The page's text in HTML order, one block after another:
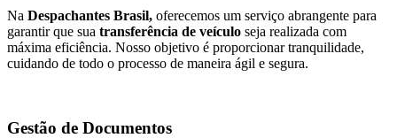
Na Despachantes Brasil, oferecemos um serviço abrangente para
garantir que sua transferência de veículo seja realizada com
máxima eficiência. Nosso objetivo é proporcionar tranquilidade,
cuidando de todo o processo de maneira ágil e segura.
Gestão de Documentos